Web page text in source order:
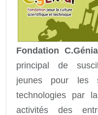
Fondation
principal de
jeunes pour les
technologies par
activités des